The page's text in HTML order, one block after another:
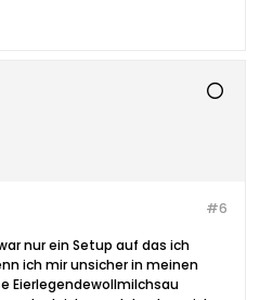
#6
nur ein Setup auf das ich
ich mir unsicher in meinen
Eierlegendewollmilchsau